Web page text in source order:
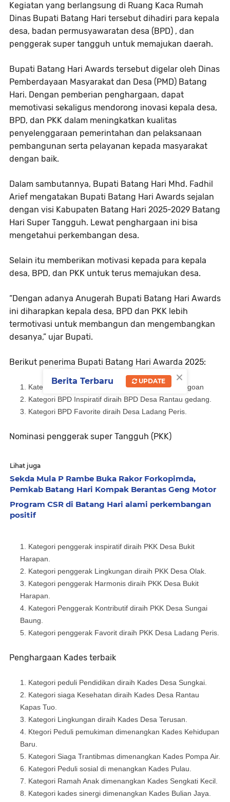
Kegiatan yang berlangsung di Ruang Kaca Rumah
Dinas Bupati Batang Hari tersebut dihadiri para kepala
desa, badan permusyawaratan desa (BPD) , dan
penggerak super tangguh untuk memajukan daerah.
Bupati Batang Hari Awards tersebut digelar oleh Dinas
Pemberdayaan Masyarakat dan Desa (PMD) Batang
Hari. Dengan pemberian penghargaan, dapat
memotivasi sekaligus mendorong inovasi kepala desa,
BPD, dan PKK dalam meningkatkan kualitas
penyelenggaraan pemerintahan dan pelaksanaan
pembangunan serta pelayanan kepada masyarakat
dengan baik.
Dalam sambutannya, Bupati Batang Hari Mhd. Fadhil
Arief mengatakan Bupati Batang Hari Awards sejalan
dengan visi Kabupaten Batang Hari 2025-2029 Batang
Hari Super Tangguh. Lewat penghargaan ini bisa
mengetahui perkembangan desa.
Selain itu memberikan motivasi kepada para kepala
desa, BPD, dan PKK untuk terus memajukan desa.
“Dengan adanya Anugerah Bupati Batang Hari Awards
ini diharapkan kepala desa, BPD dan PKK lebih
termotivasi untuk membangun dan mengembangkan
desanya,” ujar Bupati.
Berikut penerima Bupati Batang Hari Awarda 2025:
Kategori BPD Sinergi diraih BPD Desa Muaro Singoan
Kategori BPD Inspiratif diraih BPD Desa Rantau gedang.
Kategori BPD Favorite diraih Desa Ladang Peris.
Nominasi penggerak super Tangguh (PKK)
Lihat juga
Sekda Mula P Rambe Buka Rakor Forkopimda,
Pemkab Batang Hari Kompak Berantas Geng Motor
Program CSR di Batang Hari alami perkembangan
positif
Kategori penggerak inspiratif diraih PKK Desa Bukit
Harapan.
Kategori penggerak Lingkungan diraih PKK Desa Olak.
Kategori penggerak Harmonis diraih PKK Desa Bukit
Harapan.
Kategori Penggerak Kontributif diraih PKK Desa Sungai
Baung.
Kategori penggerak Favorit diraih PKK Desa Ladang Peris.
Penghargaan Kades terbaik
Kategori peduli Pendidikan diraih Kades Desa Sungkai.
Kategori siaga Kesehatan diraih Kades Desa Rantau
Kapas Tuo.
Kategori Lingkungan diraih Kades Desa Terusan.
Ktegori Peduli pemukiman dimenangkan Kades Kehidupan
Baru.
Kategori Siaga Trantibmas dimenangkan Kades Pompa Air.
Kategori Peduli sosial di menangkan Kades Pulau.
Kategori Ramah Anak dimenangkan Kades Sengkati Kecil.
Kategori kades sinergi dimenangkan Kades Bulian Jaya.
×
Berita Terbaru UPDATE